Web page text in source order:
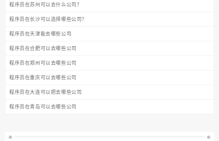
程序员在苏州可以去什么公司？
程序员在长沙可以选择哪些公司？
程序员在天津能去哪些公司
程序员在合肥可以去哪些公司
程序员在郑州可以去哪些公司
程序员在重庆可以去哪些公司
程序员在大连可以把去哪些公司
程序员在青岛可以去哪些公司